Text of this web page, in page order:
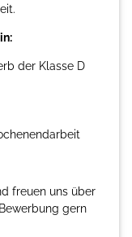
der Klasse D
freuen uns über
gern